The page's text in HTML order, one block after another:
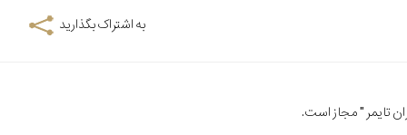
به اشتراک بگذارید
تایمر " مجاز است.